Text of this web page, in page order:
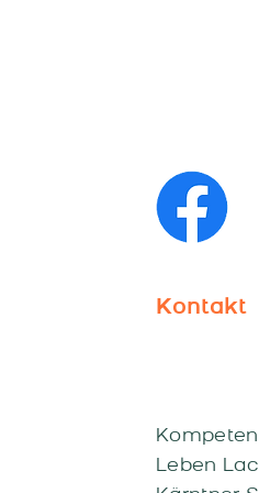
Kontakt
Leben